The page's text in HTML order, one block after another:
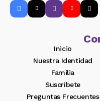
Inicio
Nuestra Identidad
Familia
Suscríbete
Preguntas Frecuentes